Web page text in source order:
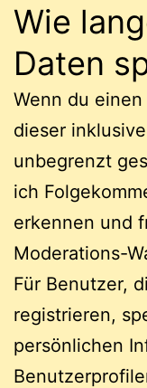
Wie
Daten
Wenn du
dieser
unbegrenzt
ich
erkennen und
Moderations-
Für Benutzer,
registrieren,
persönlichen